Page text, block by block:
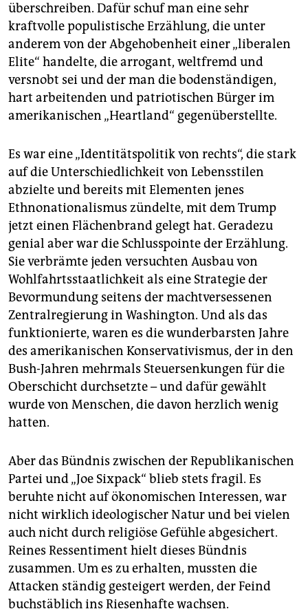
überschreiben. Dafür schuf man eine sehr
kraftvolle populistische Erzählung, die unter
anderem von der Abgehobenheit einer „liberalen
Elite“ handelte, die arrogant, weltfremd und
versnobt sei und der man die bodenständigen,
hart arbeitenden und patriotischen Bürger im
amerikanischen „Heartland“ gegenüberstellte.
Es war eine „Identitätspolitik von rechts“, die stark
auf die Unterschiedlichkeit von Lebensstilen
abzielte und bereits mit Elementen jenes
Ethnonationalismus zündelte, mit dem Trump
jetzt einen Flächenbrand gelegt hat. Geradezu
genial aber war die Schlusspointe der Erzählung.
Sie verbrämte jeden versuchten Ausbau von
Wohlfahrtsstaatlichkeit als eine Strategie der
Bevormundung seitens der machtversessenen
Zentralregierung in Washington. Und als das
funktionierte, waren es die wunderbarsten Jahre
des amerikanischen Konservativismus, der in den
Bush-Jahren mehrmals Steuersenkungen für die
Oberschicht durchsetzte – und dafür gewählt
wurde von Menschen, die davon herzlich wenig
hatten.
Aber das Bündnis zwischen der Republikanischen
Partei und „Joe Sixpack“ blieb stets fragil. Es
beruhte nicht auf ökonomischen Interessen, war
nicht wirklich ideologischer Natur und bei vielen
auch nicht durch religiöse Gefühle abgesichert.
Reines Ressentiment hielt dieses Bündnis
zusammen. Um es zu erhalten, mussten die
Attacken ständig gesteigert werden, der Feind
buchstäblich ins Riesenhafte wachsen.